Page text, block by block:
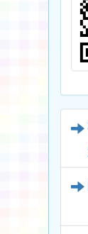
央氣象署訂
）年10月
星期六）舉